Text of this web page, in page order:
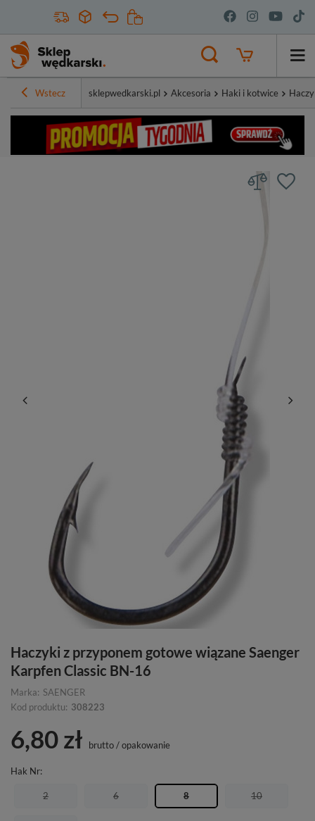
Wstecz sklepwedkarski.pl Akcesoria Haki i kotwice
Haczyki z przyponem gotowe wiązane Saenger
Karpfen Classic BN-16
Marka: SAENGER
Kod produktu: 308223
6,80 zł brutto/opakowanie
Hak Nr
2 6 8 10